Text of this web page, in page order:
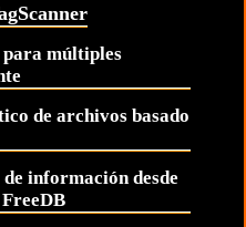
para múltiples
de archivos basado
información desde